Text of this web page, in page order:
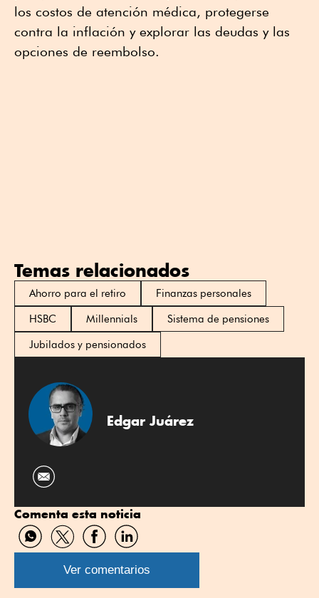
los costos de atención médica, protegerse
contra la inflación y explorar las deudas y las
opciones de reembolso.
Temas relacionados
Ahorro para el retiro
Finanzas personales
HSBC
Millennials
Sistema de pensiones
Jubilados y pensionados
Edgar Juárez
Comenta esta noticia
Compartir
por
WhatsApp
Compartir
por
Twitter
Compartir
por
Facebook
Compartir
por
Linkedin
Ver comentarios